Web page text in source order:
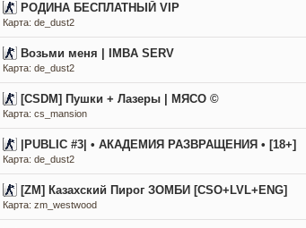
РОДИНА БЕСПЛАТНЫЙ VIP
Карта: de_dust2
Возьми меня | IMBA SERV
Карта: de_dust2
[CSDM] Пушки + Лазеры | МЯСО ©
Карта: cs_mansion
|PUBLIC #3| • АКАДЕМИЯ РАЗВРАЩЕНИЯ • [18+]
Карта: de_dust2
[ZM] Казахский Пирог ЗОМБИ [CSO+LVL+ENG]
Карта: zm_westwood